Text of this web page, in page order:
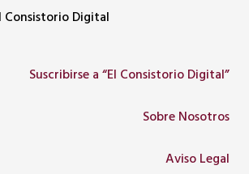
Digital
Suscribirse a “El Consistorio Digital”
Sobre Nosotros
Aviso Legal